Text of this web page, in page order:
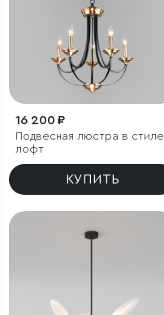
16 200 ₽
Подвесная люстра в стиле
лофт
КУПИТЬ